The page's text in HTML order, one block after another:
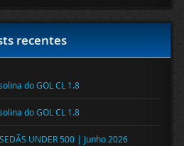
recentes
do GOL CL 1.8
do GOL CL 1.8
UNDER 500 | Junho 2026